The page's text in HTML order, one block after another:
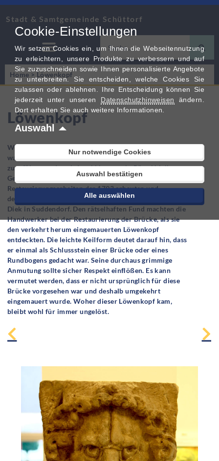
Stadt & Samtgemeinde Schüttorf
Home > Löwenkopf
Löwenkopf
Wer Auftraggeber dieser Steinmetzarbeit war und
warum er nicht seiner ursprünglichen Bestimmung
zugeführt wurde, wird wohl immer ein Rätsel bleiben.
Gefunden wurde der Löwenkopf bei
Restaurierungsarbeiten der 1793 erbauten und
denkmalgeschützten sog. „Napoleonbrücke“ am Ohner
Diek in Suddendorf. Den rätselhaften Fund machten die
Handwerker bei der Restaurierung der Brücke, als sie
den verkehrt herum eingemauerten Löwenkopf
entdeckten. Die leichte Keilform deutet darauf hin, dass
er einmal als Schlussstein einer Brücke oder eines
Rundbogens gedacht war. Seine durchaus grimmige
Anmutung sollte sicher Respekt einﬂößen. Es kann
vermutet werden, dass er nicht ursprünglich für diese
Brücke vorgesehen war und deshalb umgekehrt
eingemauert wurde. Woher dieser Löwenkopf kam,
bleibt wohl für immer ungelöst.
Cookie-Einstellungen
Wir setzen Cookies ein, um Ihnen die Webseitennutzung
zu erleichtern, unsere Produkte zu verbessern und auf
Sie zuzuschneiden sowie Ihnen personalisierte Angebote
zu unterbreiten. Sie entscheiden, welche Cookies Sie
zulassen oder ablehnen. Ihre Entscheidung können Sie
jederzeit unter unseren Datenschutzhinweisen ändern.
Dort erhalten Sie auch weitere Informationen.
Auswahl
Nur notwendige Cookies
Auswahl bestätigen
Alle auswählen